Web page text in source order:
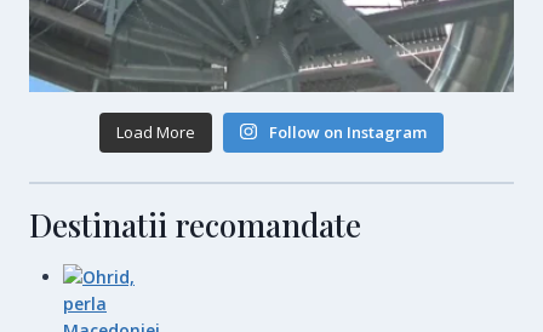
Load More Follow on Instagram
Destinatii recomandate